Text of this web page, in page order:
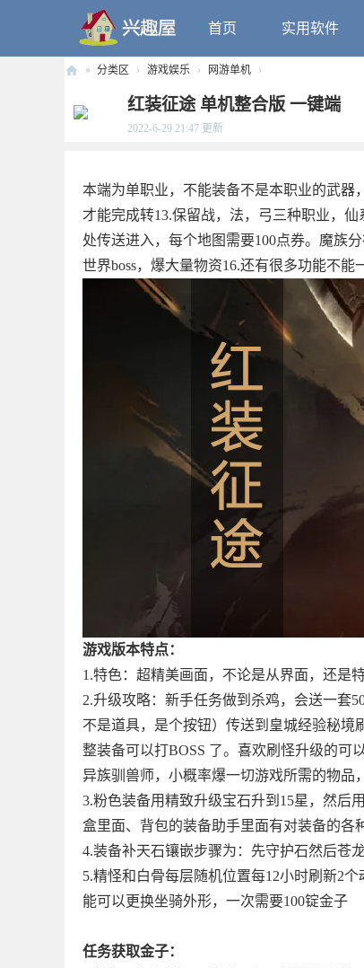
首页 实用软件
趣
» 分类区 › 游戏娱乐 › 网游单机 ›
红装征途 单机整合版 一键端
2022-6-29 21:47 更新
本端为单职业，不能装备不是本职业的武器
才能完成转13.保留战，法，弓三种职业，
处传送进入，每个地图需要100点券。魔族
世界boss，爆大量物资16.还有很多功能不能
游戏版本特点：
1.特色：超精美画面，不论是从界面，还是
2.升级攻略：新手任务做到杀鸡，会送一套
不是道具，是个按钮）传送到皇城经验秘境
整装备可以打BOSS 了。喜欢刷怪升级的可
异族驯兽师，小概率爆一切游戏所需的物品
3.粉色装备用精致升级宝石升到15星，然后
盒里面、背包的装备助手里面有对装备的各
4.装备补天石镶嵌步骤为：先守护石然后苍
5.精怪和白骨每层随机位置每12小时刷新2
能可以更换坐骑外形，一次需要100锭金子
任务获取金子：